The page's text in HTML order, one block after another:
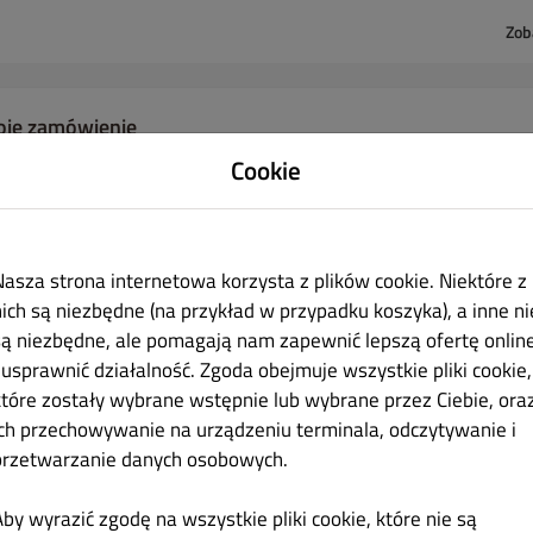
zamówienie
Dodaj pozycje menu do swojego koszyka.
ZAMKNIĘTE
adres IP (216.73.217.59) został zarejestrowany w celu zapobiegania oszustwom.
Cookie
strona internetowa korzysta z plików cookie. Niektóre z
są niezbędne (na przykład w przypadku koszyka), a inne
niezbędne, ale pomagają nam zapewnić lepszą ofertę
działalność. Zgoda obejmuje wszystkie pliki cookie,
zostały wybrane wstępnie lub wybrane przez Ciebie,
przechowywanie na urządzeniu terminala, odczytywanie i
danych osobowych.
wyrazić zgodę na wszystkie pliki cookie, które nie są